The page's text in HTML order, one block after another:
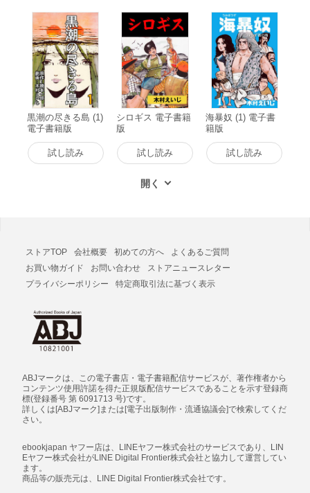
黒潮の尽きる島 (1)
電子書籍版
試し読み
シロギス 電子書籍
版
試し読み
海暴奴 (1) 電子書
籍版
試し読み
ストアTOP 会社概要 初めての方へ
よくあるご質問
お買い物ガイド
お問い合わせ
ストアニュースレター
プライバシーポリシー
特定商取引法に基づく表示
ABJマークは、この電子書店・電子書籍配信サービスが、著作権者から
コンテンツ使用許諾を得た正規版配信サービスであることを示す登録商
標(登録番号 第 6091713 号)です。
詳しくは[ABJマーク]または[電子出版制作・流通協議会]で検索してくだ
さい。
ebookjapan ヤフー店は、LINEヤフー株式会社のサービスであり、LIN
Eヤフー株式会社がLINE Digital Frontier株式会社と協力して運営してい
ます。
商品等の販売元は、LINE Digital Frontier株式会社です。